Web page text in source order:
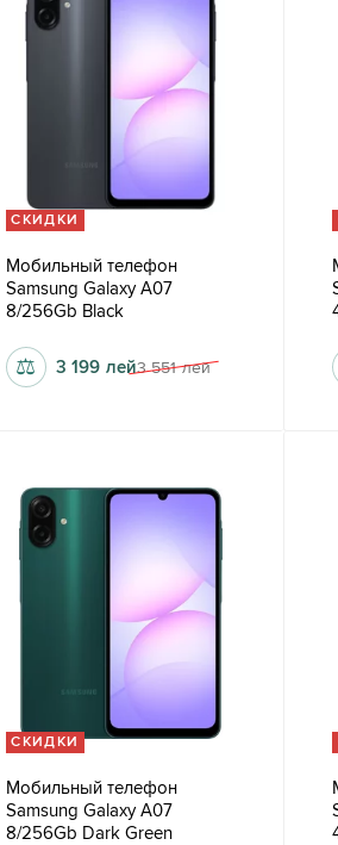
СКИДКИ
Мобильный телефон
Samsung Galaxy A07
8/256Gb Black
3 551 лей
3 199 лей
⚖
СКИДКИ
Мобильный телефон
Samsung Galaxy A07
8/256Gb Dark Green